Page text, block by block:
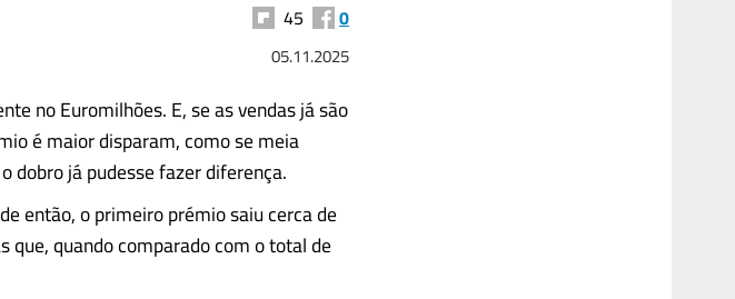
45 0
05.11.2025
no Euromilhões. E, se as vendas já são
é maior disparam, como se meia
dobro já pudesse fazer diferença.
então, o primeiro prémio saiu cerca de
que, quando comparado com o total de